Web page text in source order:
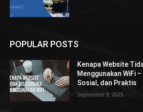
POPULAR POSTS
Kenapa Website
Menggunakan WiFi
Sosial, dan Praktis
September 9, 2025